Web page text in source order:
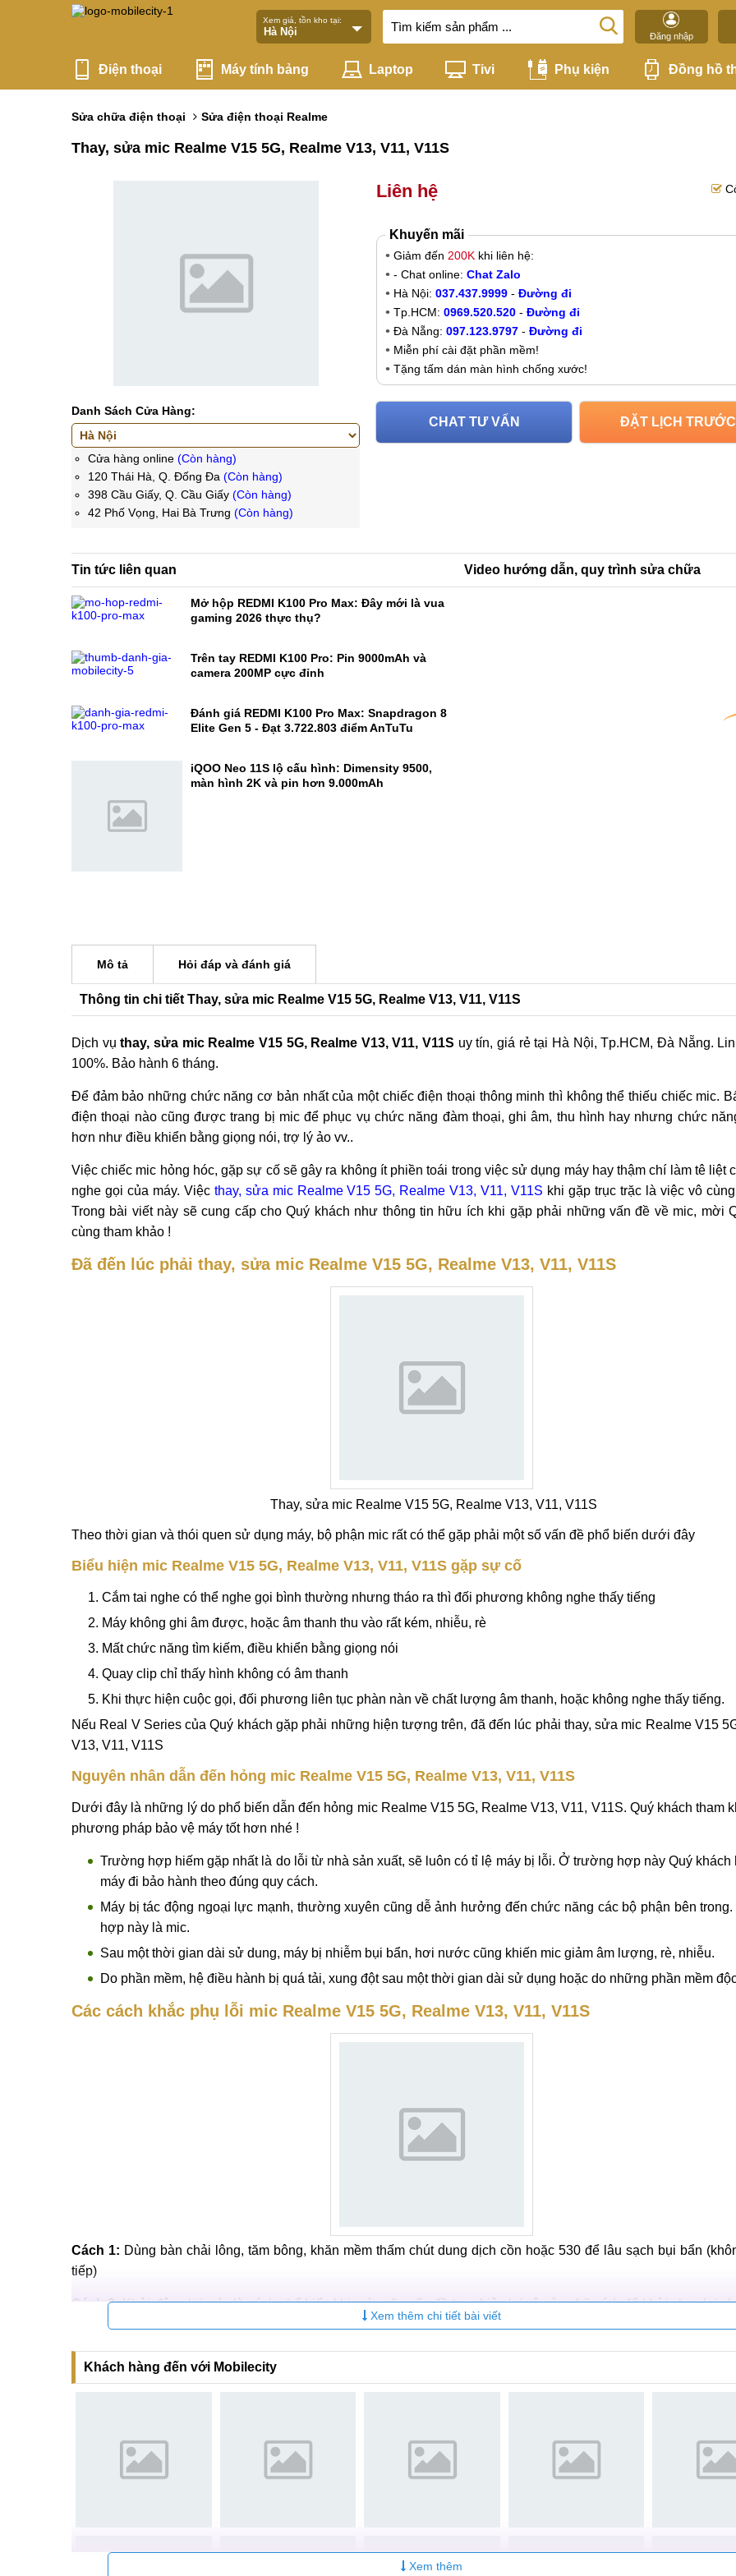
Xem giá, tồn kho tại:
Đăng nhập
Điện thoại Máy tính bảng Laptop Tivi Phụ kiện Đồng hồ
Sửa chữa điện thoại Sửa điện thoại Realme
Thay, sửa mic Realme V15 5G, Realme V13, V11, V11S
Danh Sách Cửa Hàng:
Cửa hàng online (Còn hàng)
120 Thái Hà, Q. Đống Đa (Còn hàng)
398 Cầu Giấy, Q. Cầu Giấy (Còn hàng)
42 Phố Vọng, Hai Bà Trưng (Còn hàng)
Liên hệ
Khuyến mãi
Giảm đến 200K khi liên hệ:
- Chat online: Chat Zalo
Hà Nội: 037.437.9999 - Đường đi
Tp.HCM: 0969.520.520 - Đường đi
Đà Nẵng: 097.123.9797 - Đường đi
Miễn phí cài đặt phần mềm!
Tặng tấm dán màn hình chống xước!
CHAT TƯ VẤN ĐẶT LỊCH TRƯỚC
Tin tức liên quan
Mở hộp REDMI K100 Pro Max: Đây mới là vua
gaming 2026 thực thụ?
Trên tay REDMI K100 Pro: Pin 9000mAh và
camera 200MP cực đỉnh
iQOO Neo 11S lộ cấu hình: Dimensity 9500,
màn hình 2K và pin hơn 9.000mAh
Video hướng dẫn, quy trình sửa chữa
1
Mô tả Hỏi đáp và đánh giá
Thông tin chi tiết Thay, sửa mic Realme V15 5G, Realme V13, V11, V11S
Dịch vụthay, sửa mic Realme V15 5G, Realme V13, V11, V11Suy tín, giá rẻ tại Hà Nội, Tp.HCM, Đà Nẵng.
100%. Bảo hành 6 tháng.
Để đảm bảo những chức năng cơ bản nhất của một chiếc điện thoại thông minh thì không thể thiếu chiếc mic.
hơn như điều khiển bằng giọng nói, trợ lý ảo vv..
Đã đến lúc phải thay, sửa mic Realme V15 5G, Realme V13, V11, V11S
Thay, sửa mic Realme V15 5G, Realme V13, V11, V11S
Theo thời gian và thói quen sử dụng máy, bộ phận mic rất có thể gặp phải một số vấn đề phổ biến dưới đây
Biểu hiện mic Realme V15 5G, Realme V13, V11, V11S gặp sự cố
Cắm tai nghe có thể nghe gọi bình thường nhưng tháo ra thì đối phương không nghe thấy tiếng
Mất chức năng tìm kiếm, điều khiển bằng giọng nói
Quay clip chỉ thấy hình không có âm thanh
Khi thực hiện cuộc gọi, đối phương liên tục phàn nàn về chất lượng âm thanh, hoặc không nghe thấy tiếng.
Nếu Real V Series của Quý khách gặp phải những hiện tượng trên, đã đến lúc phải thay, sửa mic Realme V15
V13, V11, V11S
Nguyên nhân dẫn đến hỏng mic Realme V15 5G, Realme V13, V11, V11S
Dưới đây là những lý do phổ biến dẫn đến hỏng mic Realme V15 5G, Realme V13, V11, V11S. Quý khách tham
phương pháp bảo vệ máy tốt hơn nhé !
máy đi bảo hành theo đúng quy cách.
Do phần mềm, hệ điều hành bị quá tải, xung đột sau một thời gian dài sử dụng hoặc do những phần mềm
Các cách khắc phụ lỗi mic Realme V15 5G, Realme V13, V11, V11S
Cách 1:Dùng bàn chải lông, tăm bông, khăn mềm thấm chút dung dịch cồn hoặc 530 để lâu sạch bụi bẩn
Khởi động lại máy là cách phổ biến khi máy gặp vấn đề tuy nhiên lại vô cùng hữu ích để khởi chạy lại
năng bị ngắt khi máy hoạt động quá tải
Xem thêm chi tiết bài viết